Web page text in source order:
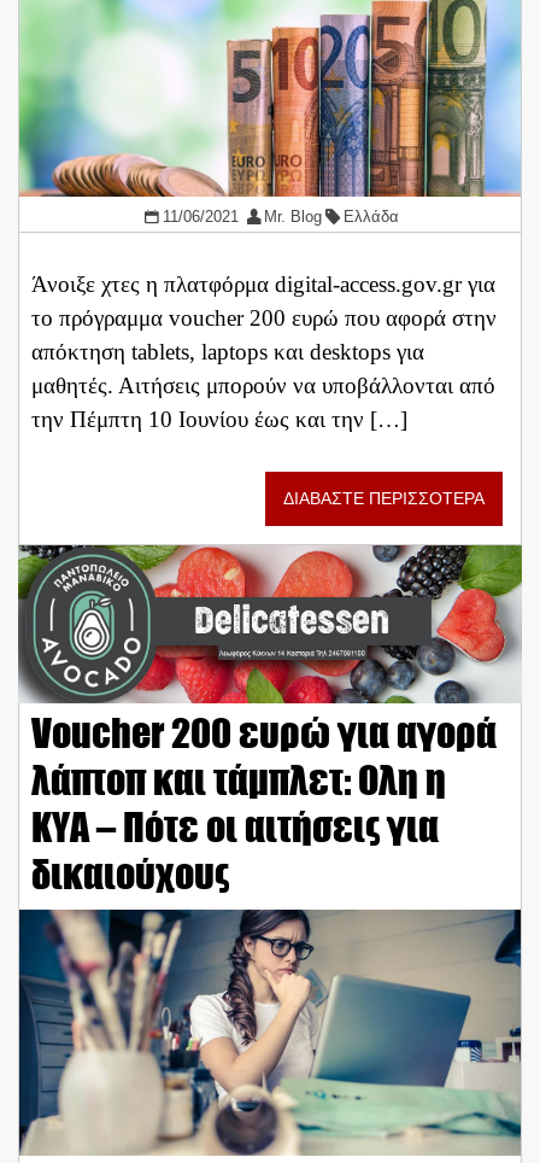
11/06/2021 Mr. Blog Ελλάδα
Άνοιξε χτες η πλατφόρμα digital-access.gov.gr για
το πρόγραμμα voucher 200 ευρώ που αφορά στην
απόκτηση tablets, laptops και desktops για
μαθητές. Αιτήσεις μπορούν να υποβάλλονται από
την Πέμπτη 10 Ιουνίου έως και την […]
ΔΙΑΒΑΣΤΕ ΠΕΡΙΣΣΟΤΕΡΑ
Voucher 200 ευρώ για αγορά
λάπτοπ και τάμπλετ: Ολη η
ΚΥΑ – Πότε οι αιτήσεις για
δικαιούχους